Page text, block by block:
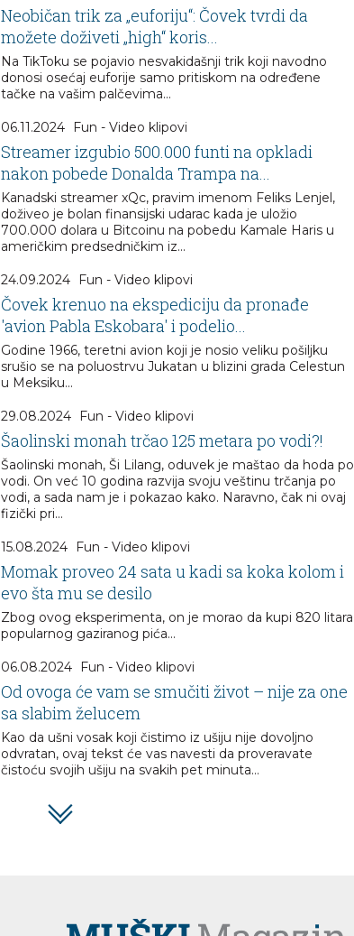
Neobičan trik za „euforiju“: Čovek tvrdi da
možete doživeti „high“ koris...
Na TikToku se pojavio nesvakidašnji trik koji navodno
donosi osećaj euforije samo pritiskom na određene
tačke na vašim palčevima...
06.11.2024 Fun - Video klipovi
Streamer izgubio 500.000 funti na opkladi
nakon pobede Donalda Trampa na...
Kanadski streamer xQc, pravim imenom Feliks Lenjel,
doživeo je bolan finansijski udarac kada je uložio
700.000 dolara u Bitcoinu na pobedu Kamale Haris u
američkim predsedničkim iz...
24.09.2024 Fun - Video klipovi
Čovek krenuo na ekspediciju da pronađe
'avion Pabla Eskobara' i podelio...
Godine 1966, teretni avion koji je nosio veliku pošiljku
srušio se na poluostrvu Jukatan u blizini grada Celestun
u Meksiku...
29.08.2024 Fun - Video klipovi
Šaolinski monah trčao 125 metara po vodi?!
Šaolinski monah, Ši Lilang, oduvek je maštao da hoda po
vodi. On već 10 godina razvija svoju veštinu trčanja po
vodi, a sada nam je i pokazao kako. Naravno, čak ni ovaj
fizički pri...
15.08.2024 Fun - Video klipovi
Momak proveo 24 sata u kadi sa koka kolom i
evo šta mu se desilo
Zbog ovog eksperimenta, on je morao da kupi 820 litara
popularnog gaziranog pića...
06.08.2024 Fun - Video klipovi
Od ovoga će vam se smučiti život – nije za one
sa slabim želucem
Kao da ušni vosak koji čistimo iz ušiju nije dovoljno
odvratan, ovaj tekst će vas navesti da proveravate
čistoću svojih ušiju na svakih pet minuta…